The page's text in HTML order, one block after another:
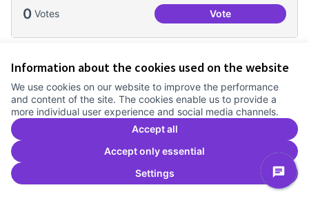
Information about the cookies used on the website
We use cookies on our website to improve the performance
and content of the site. The cookies enable us to provide a
more individual user experience and social media channels.
Accept all
Accept only essential
Settings
0 Votes VoteCelebracions
Dinàmiques participatives amb escoles